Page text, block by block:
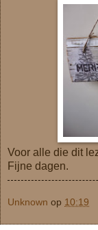
Voor alle die dit
Fijne dagen.
Unknown op 10:19